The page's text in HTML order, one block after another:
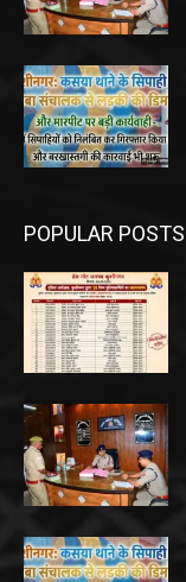
POPULAR POSTS